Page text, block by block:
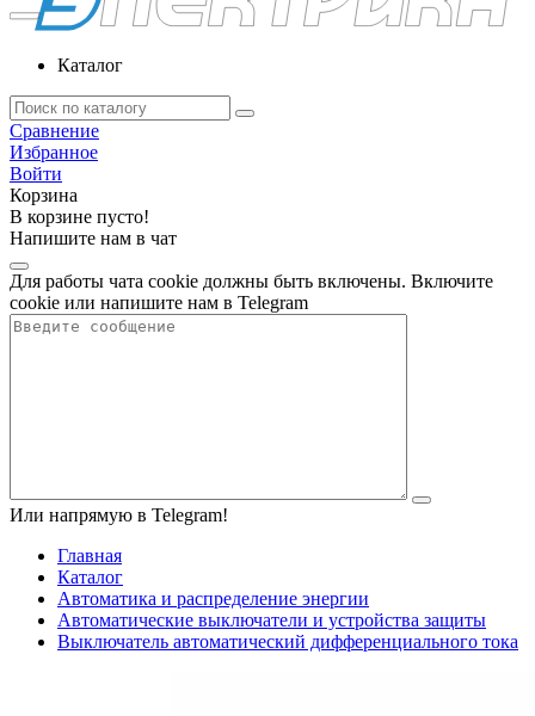
Каталог
Сравнение
Избранное
Войти
Корзина
В корзине пусто!
Напишите нам в чат
Для работы чата cookie должны быть включены. Включите
cookie или напишите нам в Telegram
Или напрямую в Telegram!
Главная
Каталог
Автоматика и распределение энергии
Автоматические выключатели и устройства защиты
Выключатель автоматический дифференциального тока